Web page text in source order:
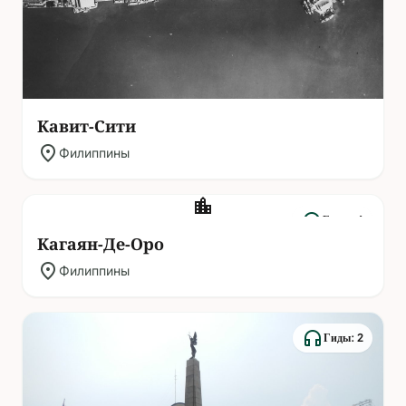
Кавит-Сити
location_on Филиппины
location_city
headphones Гиды: 4
Кагаян-Де-Оро
location_on Филиппины
headphones Гиды: 2